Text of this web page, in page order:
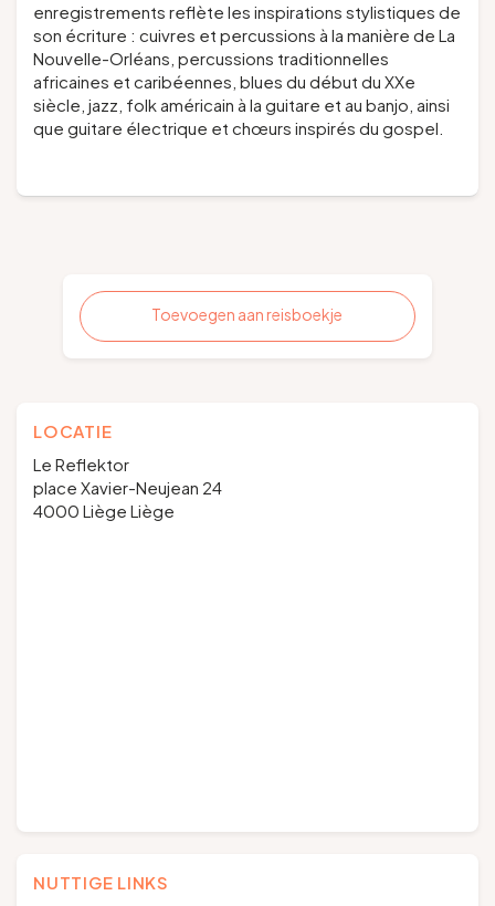
enregistrements reflète les inspirations stylistiques de
son écriture : cuivres et percussions à la manière de La
Nouvelle-Orléans, percussions traditionnelles
africaines et caribéennes, blues du début du XXe
siècle, jazz, folk américain à la guitare et au banjo, ainsi
que guitare électrique et chœurs inspirés du gospel.
Toevoegen aan reisboekje
LOCATIE
Le Reflektor
place Xavier-Neujean 24
4000 Liège Liège
NUTTIGE LINKS